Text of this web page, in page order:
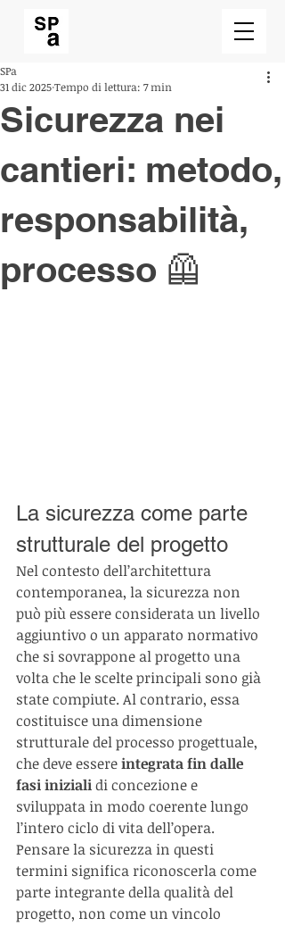
Sicurezza nei
cantieri: metodo,
responsabilità,
processo 🦺
SPa
31 dic 2025Tempo di lettura: 7 min
La sicurezza come parte
strutturale del progetto
Nel contesto dell’architettura
contemporanea, la sicurezza non
può più essere considerata un livello
aggiuntivo o un apparato normativo
che si sovrappone al progetto una
volta che le scelte principali sono già
state compiute. Al contrario, essa
costituisce una dimensione
strutturale del processo progettuale,
che deve essere integrata fin dalle
fasi iniziali di concezione e
sviluppata in modo coerente lungo
l’intero ciclo di vita dell’opera.
Pensare la sicurezza in questi
termini significa riconoscerla come
parte integrante della qualità del
progetto, non come un vincolo